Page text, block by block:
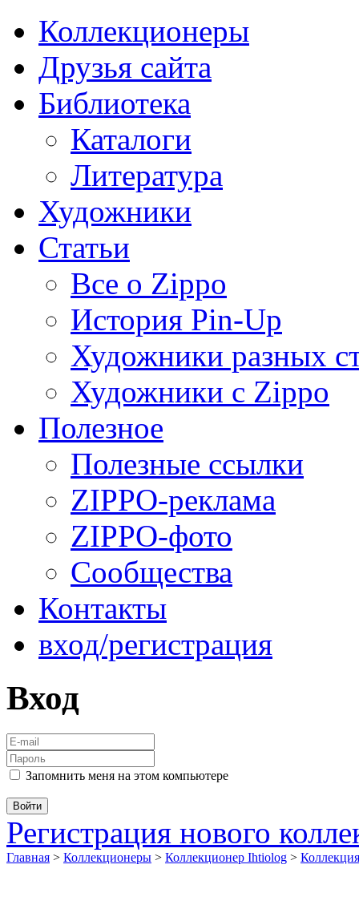
Коллекционеры
Друзья сайта
Библиотека
Каталоги
Литература
Художники
Статьи
Все о Zippo
История Pin-Up
Художники разных
Художники с Zippo
Полезное
Полезные ссылки
ZIPPO-реклама
ZIPPO-фото
Сообщества
Контакты
вход/регистрация
Вход
Запомнить меня на этом компьютере
Регистрация нового
Главная > Коллекционеры > Коллекционер Ihtiolog >